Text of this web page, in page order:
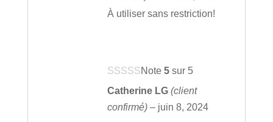
À utiliser sans restriction!
Note 5sur 5
Catherine LG (client
confirmé) – juin 8, 2024